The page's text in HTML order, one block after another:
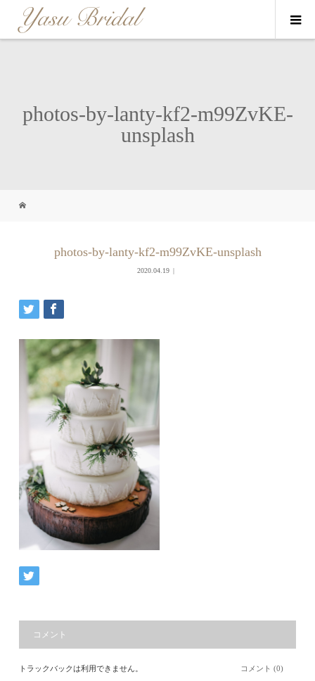
photos-by-lanty-kf2-m99ZvKE-
unsplash
photos-by-lanty-kf2-m99ZvKE-unsplash
2020.04.19
コメント
トラックバックは利用できません。 コメント (0)